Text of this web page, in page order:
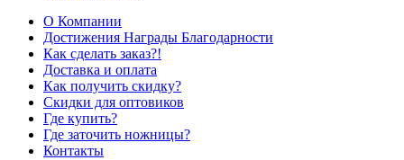
О Компании
Достижения Награды Благодарности
Как сделать заказ?!
Доставка и оплата
Как получить скидку?
Скидки для оптовиков
Где купить?
Где заточить ножницы?
Контакты